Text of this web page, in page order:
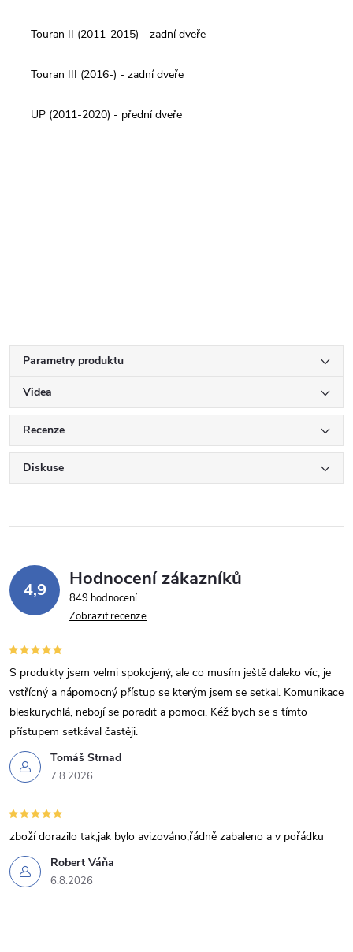
Touran II (2011-2015) - zadní dveře
Touran III (2016-) - zadní dveře
UP (2011-2020) - přední dveře
Parametry produktu
Videa
Recenze
Diskuse
4,9 Hodnocení zákazníků
849 hodnocení
Zobrazit recenze
Tomáš Strnad
7.8.2026
S produkty jsem velmi spokojený, ale co musím ještě daleko víc, je
vstřícný a nápomocný přístup se kterým jsem se setkal. Komunikace
bleskurychlá, nebojí se poradit a pomoci. Kéž bych se s tímto
přístupem setkával častěji.
Robert Váňa
6.8.2026
zboží dorazilo tak,jak bylo avizováno,řádně zabaleno a v pořádku